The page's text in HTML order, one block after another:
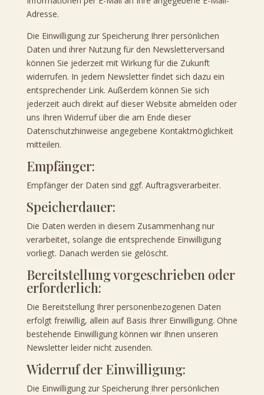
Adresse.
Die Einwilligung zur Speicherung Ihrer persönlichen
Daten und ihrer Nutzung für den Newsletterversand
können Sie jederzeit mit Wirkung für die Zukunft
widerrufen. In jedem Newsletter findet sich dazu ein
entsprechender Link. Außerdem können Sie sich
jederzeit auch direkt auf dieser Website abmelden oder
uns Ihren Widerruf über die am Ende dieser
Datenschutzhinweise angegebene Kontaktmöglichkeit
mitteilen.
Empfänger:
Empfänger der Daten sind ggf. Auftragsverarbeiter.
Speicherdauer:
Die Daten werden in diesem Zusammenhang nur
verarbeitet, solange die entsprechende Einwilligung
vorliegt. Danach werden sie gelöscht.
Bereitstellung vorgeschrieben oder
erforderlich:
Die Bereitstellung Ihrer personenbezogenen Daten
erfolgt freiwillig, allein auf Basis Ihrer Einwilligung. Ohne
bestehende Einwilligung können wir Ihnen unseren
Newsletter leider nicht zusenden.
Widerruf der Einwilligung:
Die Einwilligung zur Speicherung Ihrer persönlichen